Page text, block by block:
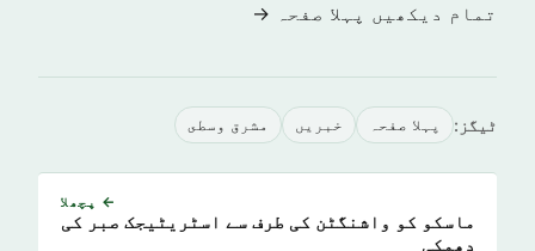
تمام دیکھیں پہلا صفحہ →
ٹیگز: پہلا صفحہ خبريں مشرق وسطى
← پچھلا
ماسکو کو واشنگٹن کی طرف سے اسٹریٹیجک صبر کی
دھمکی